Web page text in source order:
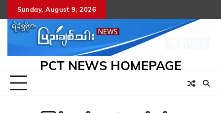
to
content
Sunday, August 9, 2026
PCT NEWS HOMEPAGE